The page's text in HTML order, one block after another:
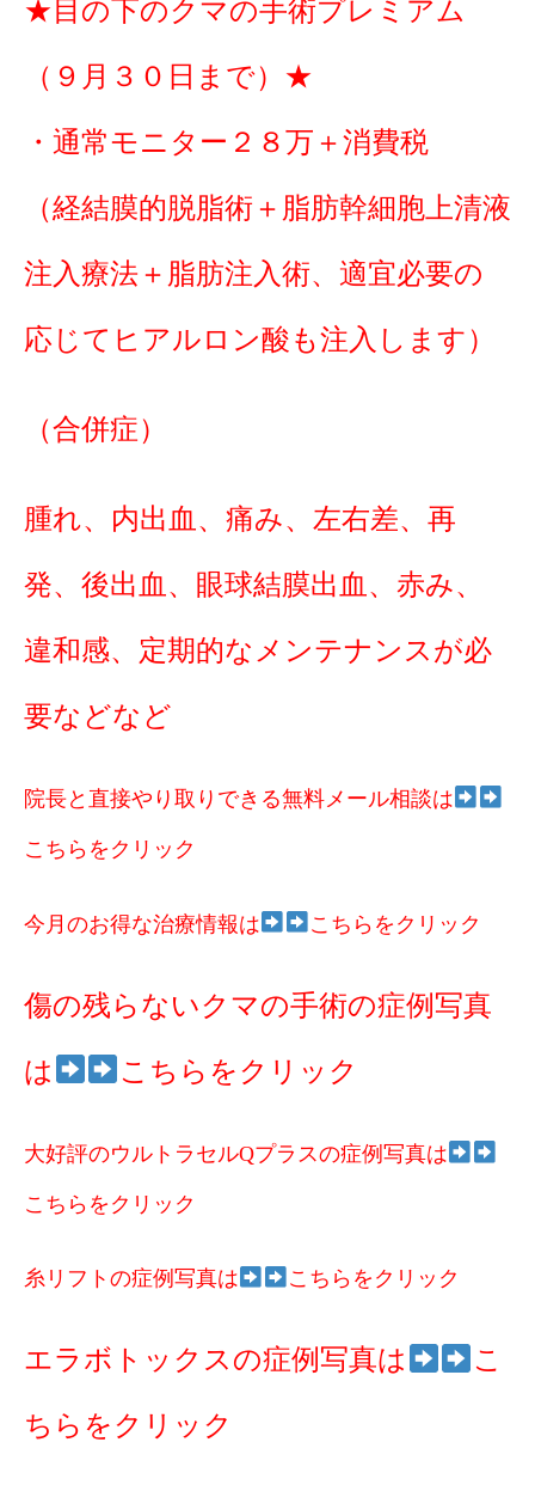
★目の下のクマの手術プレミアム
（９月３０日まで）★
・通常モニター２８万＋消費税
（経結膜的脱脂術＋脂肪幹細胞上清液
注入療法＋脂肪注入術、適宜必要の
応じてヒアルロン酸も注入します）
（合併症）
腫れ、内出血、痛み、左右差、再
発、後出血、眼球結膜出血、赤み、
違和感、定期的なメンテナンスが必
要などなど
院長と直接やり取りできる無料メール相談は
こちらをクリック
今月のお得な治療情報は こちらをクリック
傷の残らないクマの手術の症例写真
は こちらをクリック
大好評のウルトラセルQプラスの症例写真は
こちらをクリック
糸リフトの症例写真は こちらをクリック
エラボトックスの症例写真は こ
ちらをクリック